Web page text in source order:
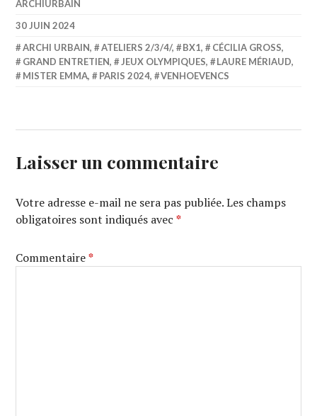
ARCHIURBAIN
30 JUIN 2024
ARCHI URBAIN, ATELIERS 2/3/4/, BX1, CÉCILIA GROSS,
GRAND ENTRETIEN, JEUX OLYMPIQUES, LAURE MÉRIAUD,
MISTER EMMA, PARIS 2024, VENHOEVENCS
Laisser un commentaire
Votre adresse e-mail ne sera pas publiée. Les champs
obligatoires sont indiqués avec*
Commentaire*